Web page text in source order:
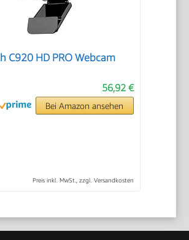
C920 HD PRO Webcam
56,92 €
Bei Amazon ansehen
Preis inkl. MwSt., zzgl. Versandkosten